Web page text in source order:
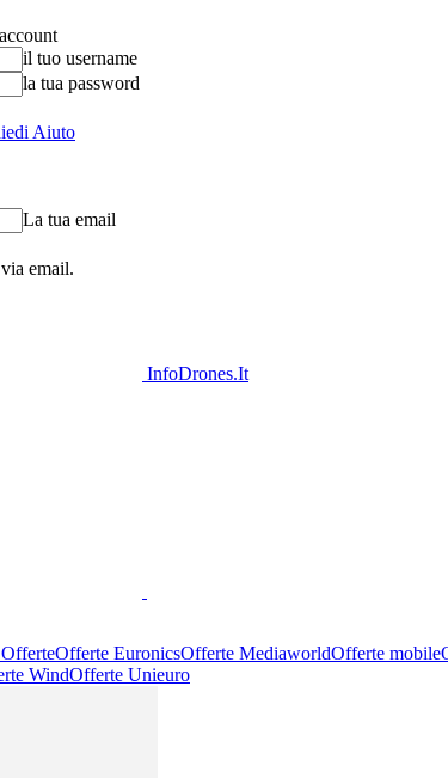
il tuo username
la tua password
Aiuto
La tua email
email.
InfoDrones.It
Offerte EuronicsOfferte MediaworldOfferte mobile
WindOfferte Unieuro